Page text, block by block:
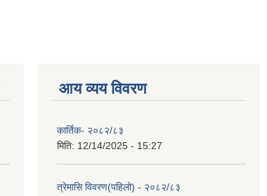
आय व्यय विवरण
कार्तिक- २०८२/८३
मिति: 12/14/2025 - 15:27
त्रेमासि विवरण(पहिलो) - २०८२/८३